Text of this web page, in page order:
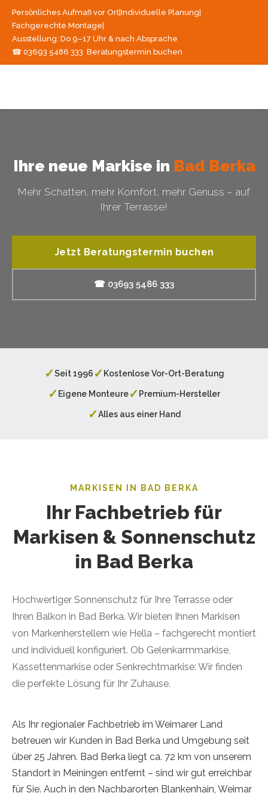
Persönliches Aufmaß vor Ort Individuelle Planung
Fachgerechte Montage
Ausstellung: Do 9–17 Uhr & nach Absprache
☎ 03693 5486 333 Beratungstermin buchen
Ihre neue Markise in Bad Berka
Mehr Schatten, mehr Komfort, mehr Genuss – auf
Ihrer Terrasse!
Jetzt Beratungstermin buchen
☎ 03693 5486 333
✓Seit 1996 ✓ Kostenlose Vor-Ort-Beratung
✓ Eigene Monteure✓ Premium-Hersteller
✓Alles aus einer Hand
MARKISEN IN BAD BERKA
Ihr Fachbetrieb für
Markisen & Sonnenschutz
in Bad Berka
Hochwertiger Sonnenschutz für Ihre Terrasse oder
Ihren Balkon in Bad Berka. Wir bieten Ihnen Markisen
von Markenherstellern wie Hella – fachgerecht montiert
und individuell konfiguriert. Ob Gelenkarmmarkise,
Kassettenmarkise oder Senkrechtmarkise: Wir finden
die perfekte Lösung für Ihr Zuhause.
Als Ihr regionaler Fachbetrieb im Weimarer Land
betreuen wir Kunden in Bad Berka und Umgebung seit
über 25 Jahren. Bad Berka liegt ca. 72 km von unserem
Standort in Meiningen entfernt – sind wir gut erreichbar
für Sie. Auch in den Nachbarorten Blankenhain, Weimar